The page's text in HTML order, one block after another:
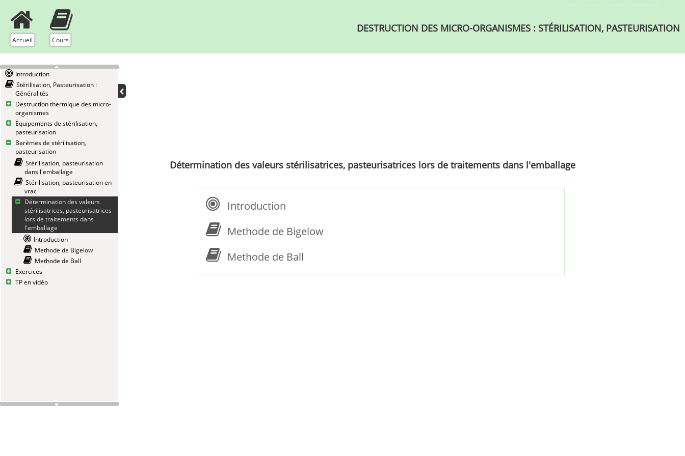
DESTRUCTION DES MICRO-ORGANISMES : STÉRILISATION, PASTEURISATION
Cours
Introduction
Stérilisation, Pasteurisation :
Généralités
Destruction thermique des micro-
organismes
Équipements de stérilisation,
pasteurisation
Barèmes de stérilisation,
pasteurisation
Stérilisation, pasteurisation
dans l'emballage
Stérilisation, pasteurisation en
vrac
Détermination des valeurs
stérilisatrices, pasteurisatrices
lors de traitements dans
l'emballage
Introduction
Methode de Bigelow
Methode de Ball
Exercices
TP en vidéo
Détermination des valeurs stérilisatrices, pasteurisatrices lors de traitements dans l'emballage
Introduction
Methode de Bigelow
Methode de Ball
Accueil